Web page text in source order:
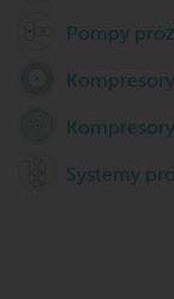
Pompy
Systemy